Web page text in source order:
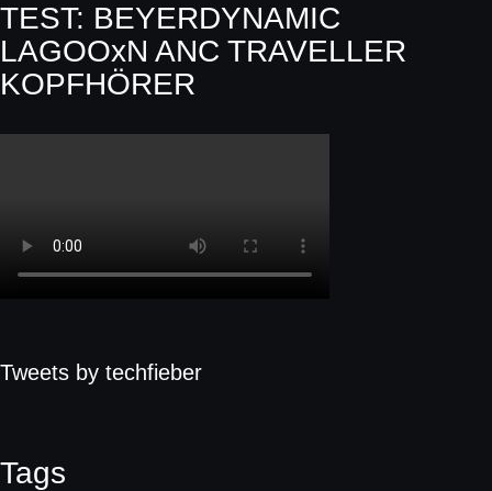
TEST: BEYERDYNAMIC
LAGOOxN ANC TRAVELLER
KOPFHÖRER
Tweets by techfieber
Tags